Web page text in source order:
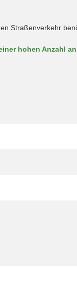
Straßenverkehr
hohen Anzahl